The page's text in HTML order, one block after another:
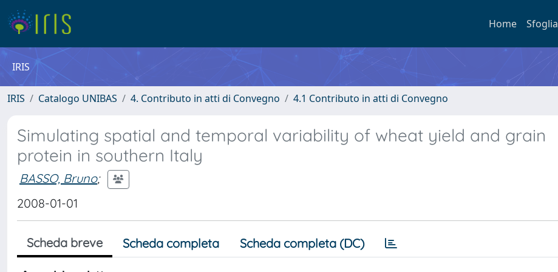
Home Sfoglia
IRIS
IRIS Catalogo UNIBAS 4. Contributo in atti di Convegno 4.1 Contributo in atti di Convegno
Simulating spatial and temporal variability of wheat yield and grain
protein in southern Italy
BASSO, Bruno;
2008-01-01
Scheda breve Scheda completa Scheda completa (DC)